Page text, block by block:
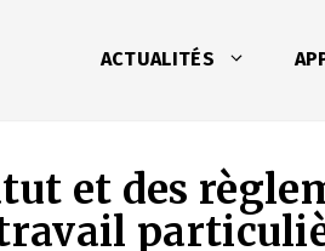
ACTUALITÉS
et des